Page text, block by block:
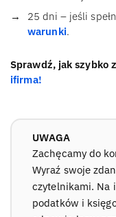
25 dni – jeśli
warunki.
Sprawdź, jak szybko
ifirma!
UWAGA
Zachęcamy do
Wyraź swoje
czytelnikami. Na
podatków i